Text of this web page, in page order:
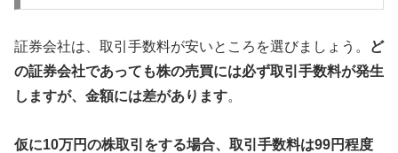
証券会社は、取引手数料が安いところを選びましょう。
ど
の証券会社であっても株の売買には必ず取引手数料が発生
しますが、金額には差があります。
仮に10万円の株取引をする場合、取引手数料は99円程度